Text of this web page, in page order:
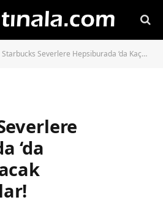
Starbucks Severlere Hepsiburada ‘da Kaçırılmayacak Kampanyalar!
‘da